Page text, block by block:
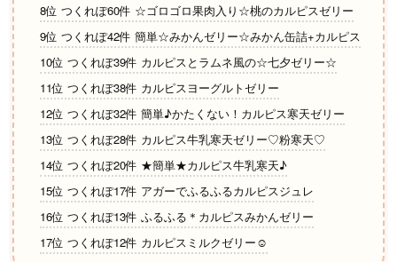
8位 つくれぽ60件 ☆ゴロゴロ果肉入り☆桃のカルピスゼリー
9位 つくれぽ42件 簡単☆みかんゼリー☆みかん缶詰+カルピス
10位 つくれぽ39件 カルピスとラムネ風の☆七夕ゼリー☆
11位 つくれぽ38件 カルピスヨーグルトゼリー
12位 つくれぽ32件 簡単♪かたくない！カルピス寒天ゼリー
13位 つくれぽ28件 カルピス牛乳寒天ゼリー♡粉寒天♡
14位 つくれぽ20件 ★簡単★カルピス牛乳寒天♪
15位 つくれぽ17件 アガーでふるふるカルピスジュレ
16位 つくれぽ13件 ふるふる＊カルピスみかんゼリー
17位 つくれぽ12件 カルピスミルクゼリー☺